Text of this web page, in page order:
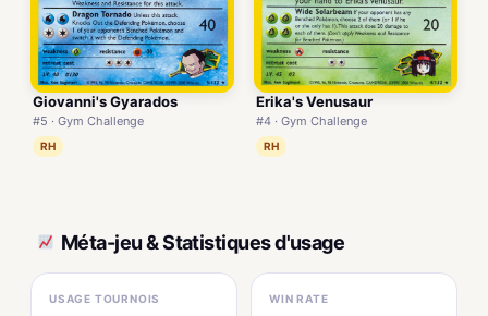
Giovanni's Gyarados
#5 · Gym Challenge
RH
Erika's Venusaur
#4 · Gym Challenge
RH
Méta-jeu & Statistiques d'usage
USAGE TOURNOIS WIN RATE